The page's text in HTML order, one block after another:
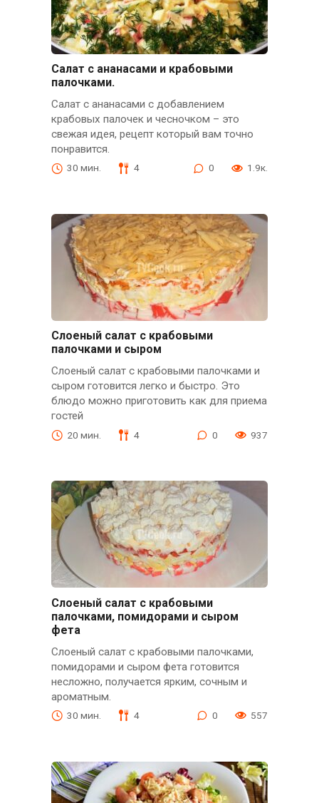
Салат с ананасами и крабовыми
палочками.
Салат с ананасами с добавлением
крабовых палочек и чесночком – это
свежая идея, рецепт который вам точно
понравится.
30 мин. 4 0 1.9к.
Слоеный салат с крабовыми
палочками и сыром
Слоеный салат с крабовыми палочками и
сыром готовится легко и быстро. Это
блюдо можно приготовить как для приема
гостей
20 мин. 4 0 937
Слоеный салат с крабовыми
палочками, помидорами и сыром
фета
Слоеный салат с крабовыми палочками,
помидорами и сыром фета готовится
несложно, получается ярким, сочным и
ароматным.
30 мин. 4 0 557